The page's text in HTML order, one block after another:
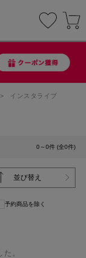
>
インスタライブ
0～0件 (全0件)
並び替え
予約商品を除く
。